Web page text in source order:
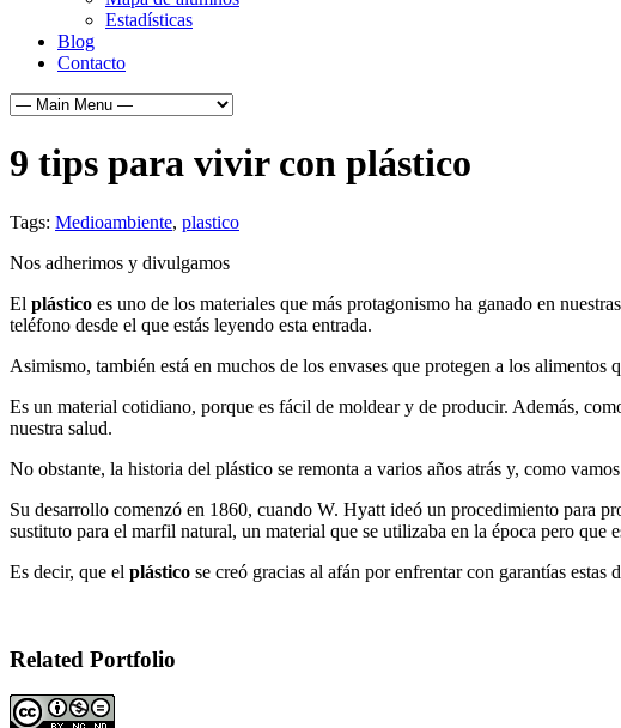
Estadísticas
Blog
Contacto
9 tips para vivir con plástico
Tags: Medioambiente, plastico
Nos adherimos y divulgamos
El plástico es uno de los materiales que más protagonismo ha ganado en
teléfono desde el que estás leyendo esta entrada.
Asimismo, también está en muchos de los envases que protegen a los alimentos
Es un material cotidiano, porque es fácil de moldear y de producir. Además,
nuestra salud.
No obstante, la historia del plástico se remonta a varios años atrás y, como
Su desarrollo comenzó en 1860, cuando W. Hyatt ideó un procedimiento para
sustituto para el marfil natural, un material que se utilizaba en la época pero que
Es decir, que el plástico se creó gracias al afán por enfrentar con garantías
Related Portfolio